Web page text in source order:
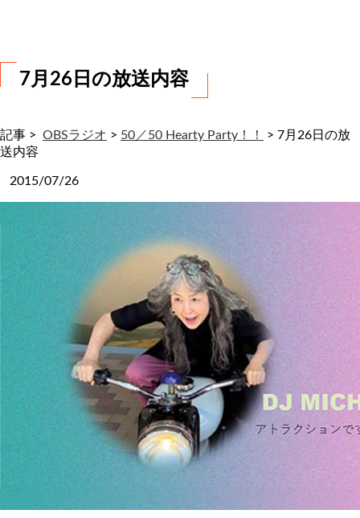
7月26日の放送内容
記事 > OBSラジオ > 50／50 Hearty Party！！ > 7月26日の放
送内容
2015/07/26